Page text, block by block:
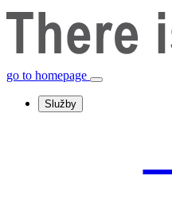
go to homepage
Služby